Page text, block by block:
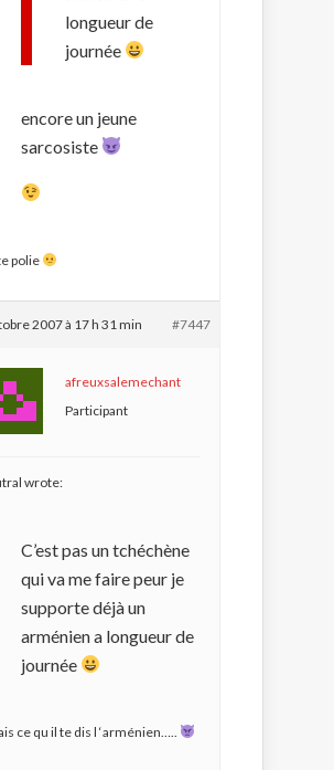
longueur de
journée
encore un jeune
sarcosiste
polie
2007 à 17 h 31 min #7447
afreuxsalemechant
Participant
wrote:
C’est pas un tchéchène
qui va me faire peur je
supporte déjà un
arménien a longueur de
journée
ce qu il te dis l ‘arménien…..